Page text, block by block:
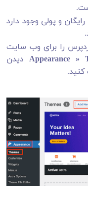
و پولی وجود دارد
را برای وب سایت
دیدن